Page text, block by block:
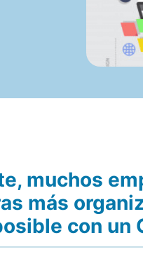
muchos
más
con un